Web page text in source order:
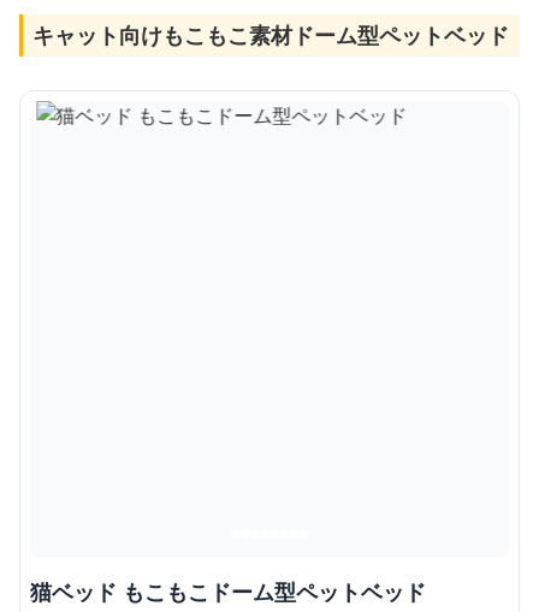
キャット向けもこもこ素材ドーム型ペットベッド
猫ベッド もこもこドーム型ペットベッド